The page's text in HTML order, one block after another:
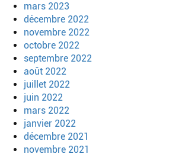
mars 2023
décembre 2022
novembre 2022
octobre 2022
septembre 2022
août 2022
juillet 2022
juin 2022
mars 2022
janvier 2022
décembre 2021
novembre 2021